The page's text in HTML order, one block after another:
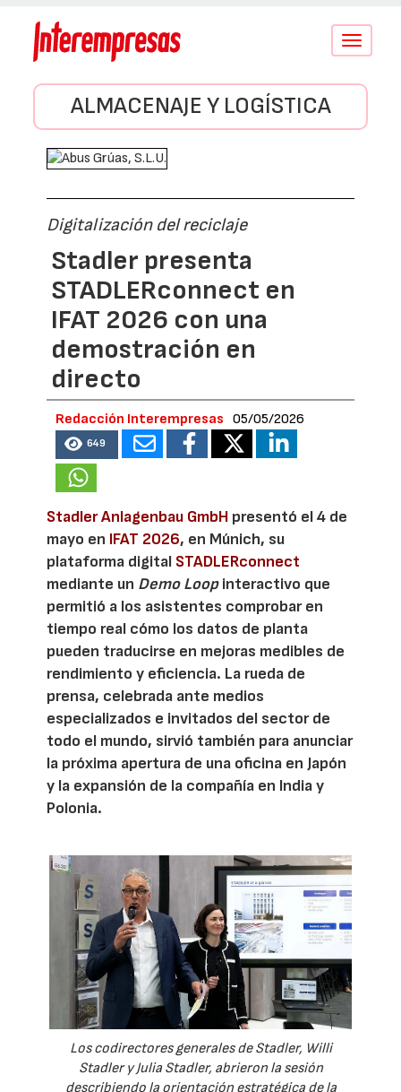
Conmutar
ALMACENAJE Y LOGÍSTICA
Digitalización del reciclaje
Stadler presenta
STADLERconnect en
IFAT 2026 con una
demostración en
directo
Redacción Interempresas 05/05/2026
649
Stadler Anlagenbau GmbH presentó el 4 de
mayo en IFAT 2026, en Múnich, su
plataforma digital STADLERconnect
mediante un Demo Loopinteractivo que
permitió a los asistentes comprobar en
tiempo real cómo los datos de planta
pueden traducirse en mejoras medibles de
rendimiento y eficiencia. La rueda de
prensa, celebrada ante medios
especializados e invitados del sector de
todo el mundo, sirvió también para anunciar
la próxima apertura de una oficina en Japón
y la expansión de la compañía en India y
Polonia.
Los codirectores generales de Stadler, Willi
Stadler y Julia Stadler, abrieron la sesión
describiendo la orientación estratégica de la